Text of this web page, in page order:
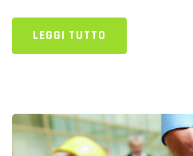
LEGGI TUTTO